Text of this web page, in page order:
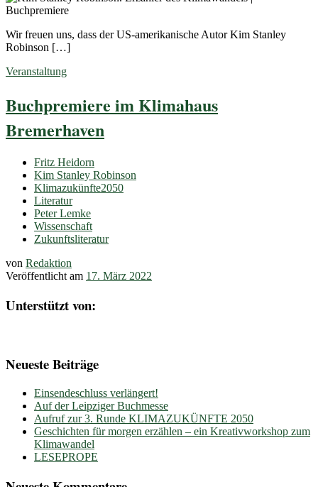
Wir freuen uns, dass der US-amerikanische Autor Kim Stanley
Robinson […]
Veranstaltung
Buchpremiere im Klimahaus
Bremerhaven
Fritz Heidorn
Kim Stanley Robinson
Klimazukünfte2050
Literatur
Peter Lemke
Wissenschaft
Zukunftsliteratur
von Redaktion
Veröffentlicht am 17. März 2022
Unterstützt von:
Neueste Beiträge
Einsendeschluss verlängert!
Auf der Leipziger Buchmesse
Aufruf zur 3. Runde KLIMAZUKÜNFTE 2050
Geschichten für morgen erzählen – ein Kreativworkshop zum
Klimawandel
LESEPROPE